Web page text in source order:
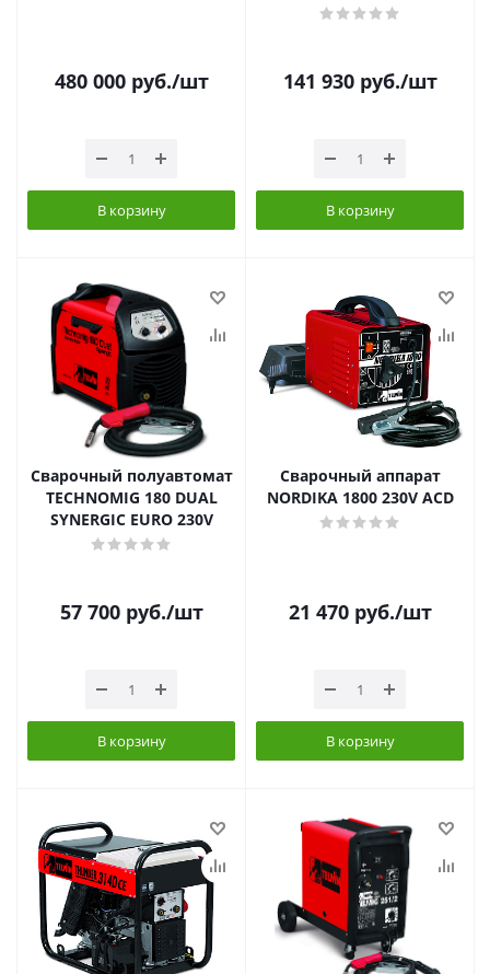
480 000руб./шт
В корзину
141 930руб./шт
В корзину
Сварочный полуавтомат
TECHNOMIG 180 DUAL
SYNERGIC EURO 230V
57 700руб./шт
В корзину
Сварочный аппарат
NORDIKA 1800 230V ACD
21 470руб./шт
В корзину